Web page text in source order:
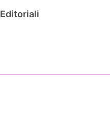
Editoriali